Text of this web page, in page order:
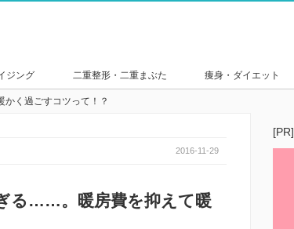
ジング 二重整形・二重まぶた 痩身・ダイエット
く過ごすコツって！？
2016-11-29
る……。暖房費を抑えて暖
[PR]